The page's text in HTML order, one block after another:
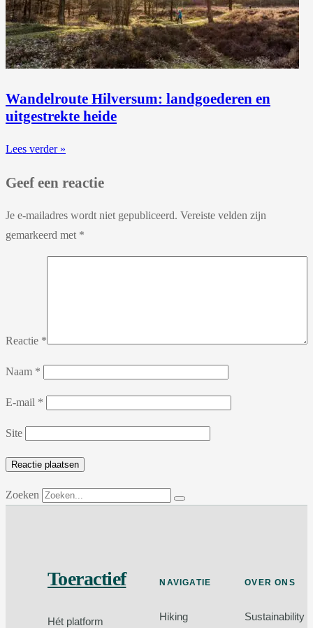
Wandelroute Hilversum: landgoederen en
uitgestrekte heide
Lees verder »
Geef een reactie
Je e-mailadres wordt niet gepubliceerd. Vereiste velden zijn
gemarkeerd met *
Reactie *
Naam *
E-mail *
Site
Zoeken
Toeractief
Hét platform
NAVIGATIE
Hiking
OVER ONS
Sustainability